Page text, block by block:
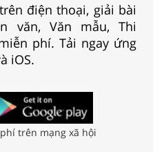
điện thoại, giải bài
văn, Văn mẫu, Thi
phí. Tải ngay ứng
iOS.
trên mạng xã hội